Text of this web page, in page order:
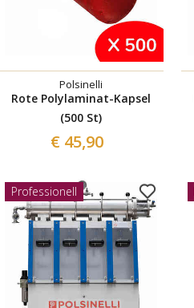
Polsinelli
Rote Polylaminat-Kapsel
(500 St)
€ 45,90
Professionell